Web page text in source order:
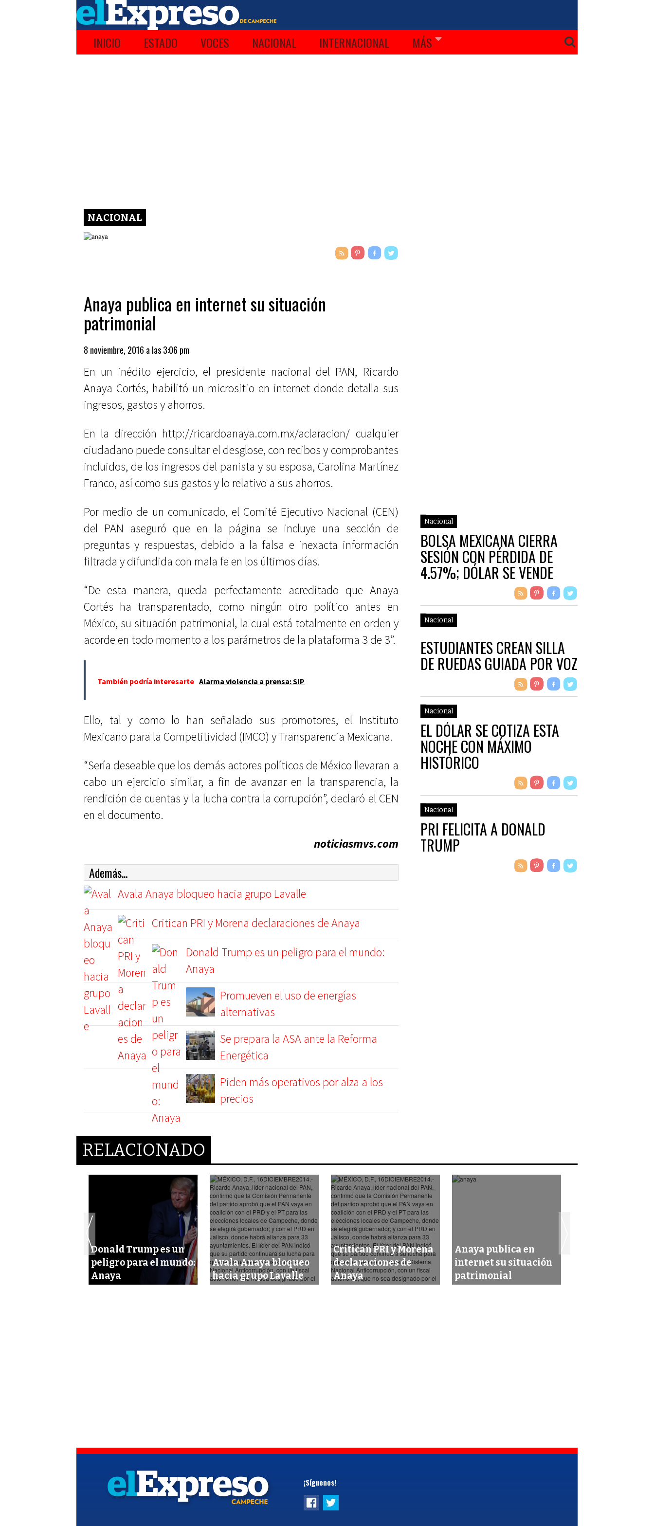
INICIO ESTADO VOCES NACIONAL INTERNACIONAL MÁS
NACIONAL
Anaya publica en internet su situación
patrimonial
8 noviembre, 2016 a las 3:06 pm
En un inédito ejercicio, el presidente nacional del PAN, Ricardo
Anaya Cortés, habilitó un micrositio en internet donde detalla sus
ingresos, gastos y ahorros.
En la dirección http://ricardoanaya.com.mx/aclaracion/ cualquier
ciudadano puede consultar el desglose, con recibos y comprobantes
incluidos, de los ingresos del panista y su esposa, Carolina Martínez
Franco, así como sus gastos y lo relativo a sus ahorros.
Por medio de un comunicado, el Comité Ejecutivo Nacional (CEN)
del PAN aseguró que en la página se incluye una sección de
preguntas y respuestas, debido a la falsa e inexacta información
filtrada y difundida con mala fe en los últimos días.
“De esta manera, queda perfectamente acreditado que Anaya
Cortés ha transparentado, como ningún otro político antes en
México, su situación patrimonial, la cual está totalmente en orden y
acorde en todo momento a los parámetros de la plataforma 3 de 3”.
También podría interesarte Alarma violencia a prensa: SIP
Ello, tal y como lo han señalado sus promotores, el Instituto
Mexicano para la Competitividad (IMCO) y Transparencia Mexicana.
“Sería deseable que los demás actores políticos de México llevaran a
cabo un ejercicio similar, a fin de avanzar en la transparencia, la
rendición de cuentas y la lucha contra la corrupción”, declaró el CEN
en el documento.
noticiasmvs.com
Además...
Avala Anaya bloqueo hacia grupo Lavalle
Critican PRI y Morena declaraciones de Anaya
Donald Trump es un peligro para el mundo:
Anaya
Promueven el uso de energías
alternativas
Se prepara la ASA ante la Reforma
Energética
Piden más operativos por alza a los
precios
Nacional
BOLSA MEXICANA CIERRA
SESIÓN CON PÉRDIDA DE
4.57%; DÓLAR SE VENDE
HASTA EN 20.96 PESOS
Nacional
ESTUDIANTES CREAN SILLA
DE RUEDAS GUIADA POR VOZ
Nacional
EL DÓLAR SE COTIZA ESTA
NOCHE CON MÁXIMO
HISTÓRICO
Nacional
PRI FELICITA A DONALD
TRUMP
RELACIONADO
Donald Trump es un
peligro para el mundo:
Anaya
Avala Anaya bloqueo
hacia grupo Lavalle
Critican PRI y Morena
declaraciones de
Anaya
Anaya publica en
internet su situación
patrimonial
¡Síguenos!